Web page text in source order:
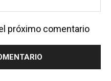
próximo comentario